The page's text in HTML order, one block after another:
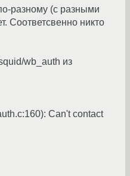
разному (с разными
Соответсвенно никто
wb_auth из
Can't contact